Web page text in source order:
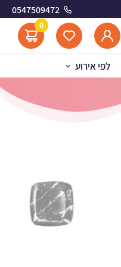
0547509472
0
לפי אירוע